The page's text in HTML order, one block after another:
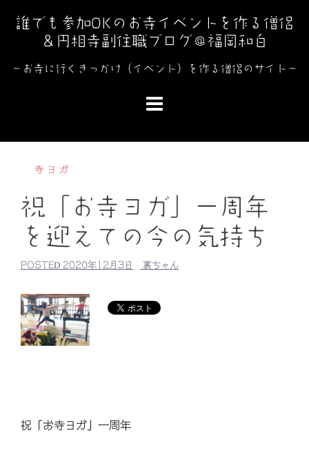
キ
誰でも参加OKのお寺イベントを作る僧侶
＆円相寺副住職ブログ＠福岡和白
～お寺に行くきっかけ（イベント）を作る僧侶のサイト～
寺ヨガ
祝「お寺ヨガ」一周年
を迎えての今の気持ち
POSTED 2020年12月3日 裏ちゃん
祝「お寺ヨガ」一周年